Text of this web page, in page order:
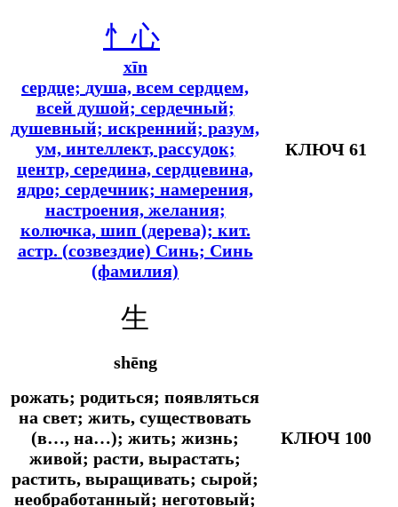
忄心
xīn
сердце; душа, всем сердцем,
всей душой; сердечный;
душевный; искренний; разум,
ум, интеллект, рассудок;
центр, середина, сердцевина,
ядро; сердечник; намерения,
настроения, желания;
колючка, шип (дерева); кит.
астр. (созвездие) Синь; Синь
(фамилия)
КЛЮЧ 61
生
shēng
рожать; родиться; появляться
на свет; жить, существовать
(в…, на…); жить; жизнь;
живой; расти, вырастать;
растить, выращивать; сырой;
необработанный; неготовый;
КЛЮЧ 100